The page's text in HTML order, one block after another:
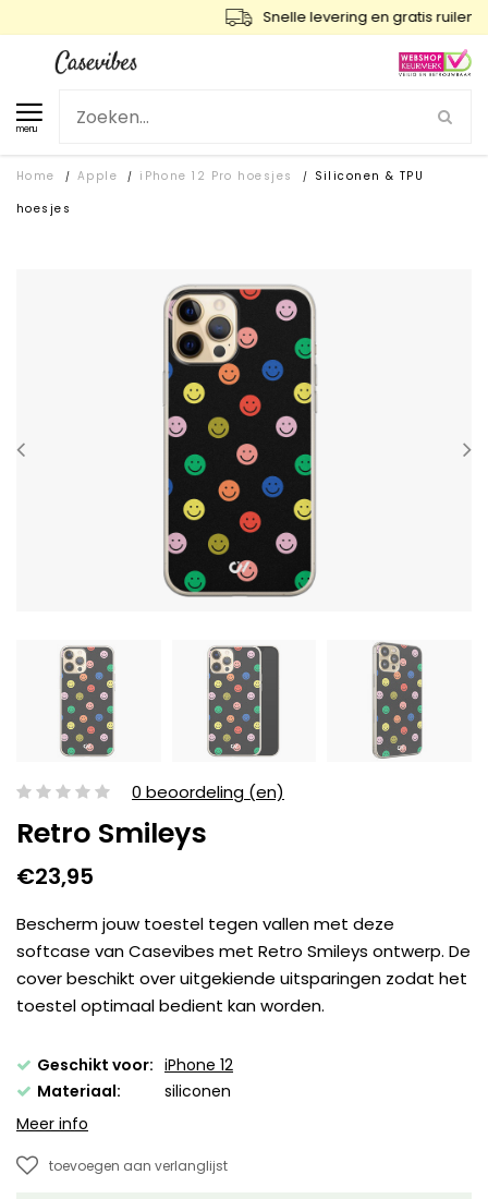
Snelle levering en gratis ruilen
menu
Home / Apple / iPhone 12 Pro hoesjes /
Siliconen & TPU
hoesjes
0 beoordeling (en)
Retro Smileys
€23,95
Bescherm jouw toestel tegen vallen met deze
softcase van Casevibes met Retro Smileys ontwerp. De
cover beschikt over uitgekiende uitsparingen zodat het
toestel optimaal bedient kan worden.
Geschikt voor: iPhone 12
Materiaal:
siliconen
Meer info
toevoegen aan verlanglijst